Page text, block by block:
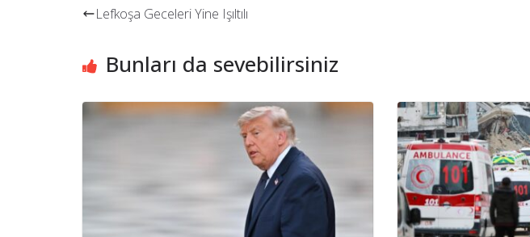
Lefkoşa Geceleri Yine Işıltılı
Bunları da sevebilirsiniz